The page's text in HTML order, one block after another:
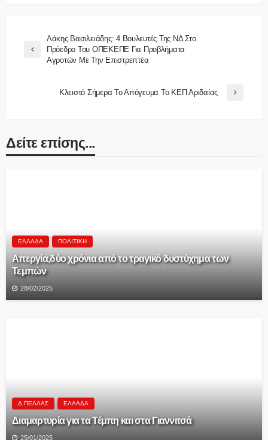
Λάκης Βασιλειάδης: 4 Βουλευτές Της ΝΔ Στο
Πρόεδρο Του ΟΠΕΚΕΠΕ Για Προβλήματα
Αγροτών Με Την Επιστρεπτέα
Κλειστό Σήμερα Το Απόγευμα Το ΚΕΠ Αριδαίας
Δείτε επίσης...
ΕΛΛΆΔΑ ΠΟΛΙΤΙΚΉ
Aπεργία,δύο χρόνια από το τραγικό δυστύχημα των
Τεμπών
28/02/2025
Δ.ΠΈΛΛΑΣ ΕΛΛΆΔΑ
Διαμαρτυρία για τα Τέμπη και στα Γιαννιτσά
25/01/2025